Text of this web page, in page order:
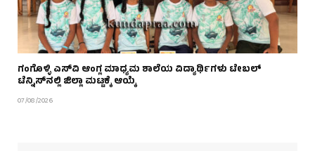
ಗಂಗೊಳ್ಳಿ ಎಸ್‌ವಿ ಆಂಗ್ಲ ಮಾಧ್ಯಮ ಶಾಲೆಯ ವಿದ್ಯಾರ್ಥಿಗಳು ಟೇಬಲ್‌
ಟೆನ್ನಿಸ್‌ನಲ್ಲಿ ಜಿಲ್ಲಾ ಮಟ್ಟಕ್ಕೆ ಆಯ್ಕೆ
07/08/2026